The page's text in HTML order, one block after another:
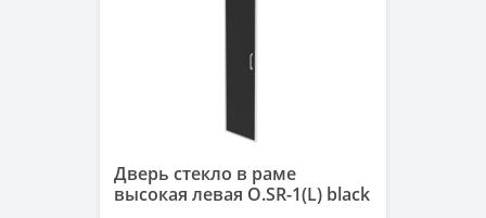
Дверь стекло в раме
высокая левая O.SR-1(L) black